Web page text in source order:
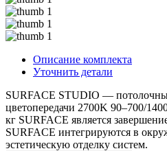
Описание комплекта
Уточнить детали
SURFACE STUDIO —
цветопередачи 2700K 90–700/
кг SURFACE является
SURFACE интегрируются в
эстетическую отделку систем.